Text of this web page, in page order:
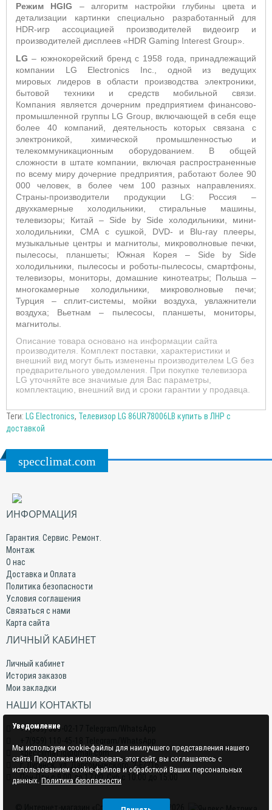
Режим HGIG – алгоритм настройки глубины цвета и
детализации картинки специально разработанный для
HDR-игр ассоциацией производителей видеоигр и
производителей дисплеев «HDR Gaming Interest Group».
LG – южнокорейский бренд с 1958 года, принадлежащий
компании LG Electronics Inc., одной из ведущих
мировых лидеров в области производства электроники,
бытовой техники и средств мобильной связи.
Компания является дочерним предприятием финансово-
промышленной группы LG Group, включающей в себя еще
более 40 компаний, деятельность которых связана с
электроникой, химической промышленностью и
телекоммуникационным оборудованием. В общей
сложности в штате компании, включая распространенные
по всему миру дочерние предприятия, работают более 90
000 человек, в более чем 100 разных направлениях.
Страны-производители продукции LG: Россия –
двухкамерные холодильники, стиральные машины,
телевизоры; Китай – Side by Side холодильники, мини-
холодильники, СМА с сушкой, DVD- и Blu-ray плееры,
музыкальные центры и магнитолы, микроволновые печки,
пылесосы, планшеты; Южная Корея – Side by Side
холодильники, пылесосы и роботы-пылесосы, смартфоны,
телевизоры, мониторы, домашние кинотеатры; Польша –
многокамерные холодильники, микроволновые печи;
Турция – сплит-системы, мойки воздуха, увлажнители
воздуха; Вьетнам – пылесосы, планшеты, мониторы,
магнитолы.
Описание товара основано на информации сайта
производителя. Комплект поставки, характеристики и
внешний вид могут быть изменены производителем LG без
предварительного уведомления. При покупке телевизора
LG уточняйте все значимые для Вас параметры,
комплектацию, внешний вид и сроки гарантии у продавца.
Теги: LG Electronics, Телевизор LG 86UR78006LB купить в ЛНР с
доставкой
specclimat.com
ИНФОРМАЦИЯ
Гарантия. Сервис. Ремонт.
Монтаж
О нас
Доставка и Оплата
Политика безопасности
Условия соглашения
Связаться с нами
Карта сайта
ЛИЧНЫЙ КАБИНЕТ
Личный кабинет
История заказов
Мои закладки
НАШИ КОНТАКТЫ
+7(959) 509-02-17 Telegram/WhatsApp
specclimat.lg@gmail.com
г. Луганск, ул. Даргомыжского, 2-Е/216
Пон-Птн с 9:00 до 17:00; Суб с 10:00 до 15:00
© Интернет-магазин «СпецКлимат» 2015–2026.
Уведомление
Мы используем cookie-файлы для наилучшего представления нашего
сайта. Продолжая использовать этот сайт, вы соглашаетесь с
использованием cookie-файлов и обработкой Ваших персональных
данных. Политика безопасности